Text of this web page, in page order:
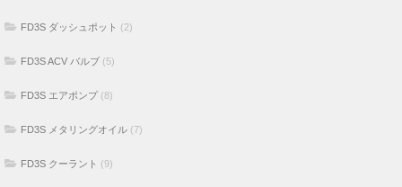
FD3S ダッシュポット (2)
FD3S ACV バルブ (5)
FD3S エアポンプ (8)
FD3S メタリングオイル (7)
FD3S クーラント (9)